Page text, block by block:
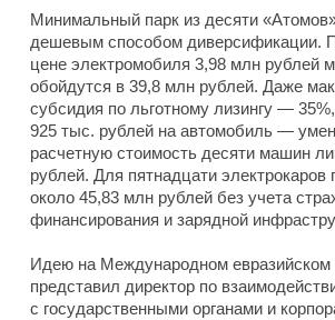
Минимальный парк из десяти
дешевым способом диверсификации.
цене электромобиля 3,98 млн рублей
обойдутся в 39,8 млн рублей. Даже
субсидия по льготному лизингу —
925 тыс. рублей на автомобиль —
расчетную стоимость десяти машин
рублей. Для пятнадцати электрокаров
около 45,83 млн рублей без учета
финансирования и зарядной
Идею на Международном евразийском
представил директор по
с государственными органами и